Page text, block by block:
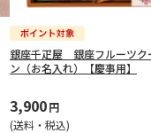
銀座千疋屋 銀座フルーツク
ン（お名入れ）【慶事用】
3,900円
(送料・税込)